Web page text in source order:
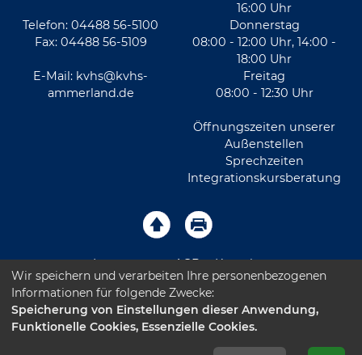
Telefon: 04488 56-5100
Fax: 04488 56-5109
E-Mail: kvhs@kvhs-
ammerland.de
16:00 Uhr
Donnerstag
08:00 - 12:00 Uhr, 14:00 -
18:00 Uhr
Freitag
08:00 - 12:30 Uhr
Öffnungszeiten unserer
Außenstellen
Sprechzeiten
Integrationskursberatung
Impressum AGB Kontakt
Sitemap Datenschutz Leichte Sprache
Barrierefreiheitserklärung
Wir speichern und verarbeiten Ihre personenbezogenen
Informationen für folgende Zwecke:
Speicherung von Einstellungen dieser Anwendung,
Funktionelle Cookies, Essenzielle Cookies.